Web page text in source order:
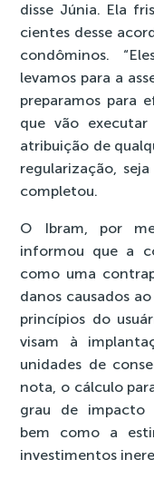
disse Júnia. Ela
cientes desse
condôminos.
levamos para a
preparamos para
que vão executar
atribuição de
regularização,
completou.
O Ibram, por
informou que a
como uma
danos causados
princípios do
visam à
unidades de
nota, o cálculo
grau de impacto
bem como a
investimentos